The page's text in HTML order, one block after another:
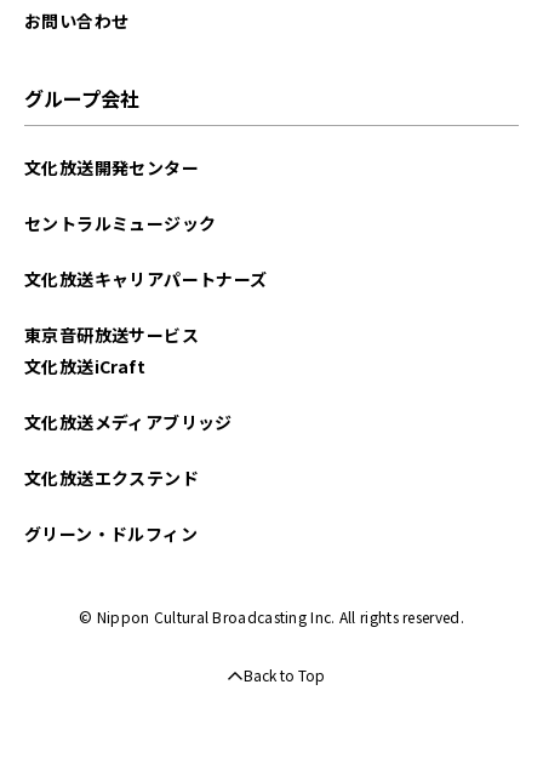
お問い合わせ
グループ会社
文化放送開発センター
セントラルミュージック
文化放送キャリアパートナーズ
東京音研放送サービス
文化放送iCraft
文化放送メディアブリッジ
文化放送エクステンド
グリーン・ドルフィン
© Nippon Cultural Broadcasting Inc. All rights reserved.
Back to Top